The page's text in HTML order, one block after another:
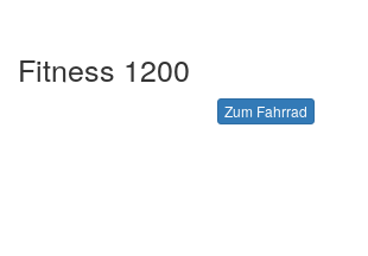
Fitness 1200
Zum Fahrrad